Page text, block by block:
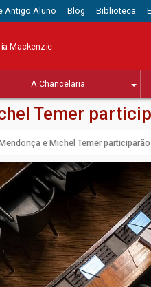
Antigo Aluno Blog Biblioteca
Mackenzie
A Chancelaria
Temer
e Michel Temer